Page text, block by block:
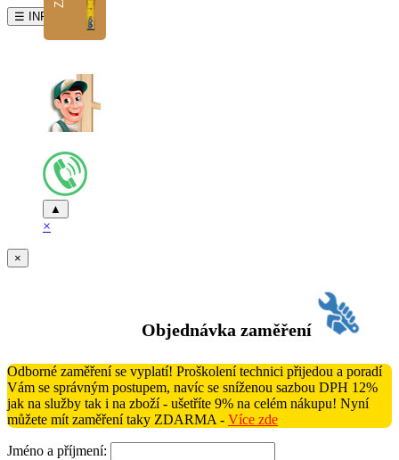
☰ INFO
▲
×
×
Objednávka zaměření
Odborné zaměření se vyplatí! Proškolení technici přijedou a poradí
Vám se správným postupem, navíc se sníženou sazbou DPH 12%
jak na služby tak i na zboží - ušetříte 9% na celém nákupu! Nyní
můžete mít zaměření taky ZDARMA - Více zde
Jméno a příjmení: